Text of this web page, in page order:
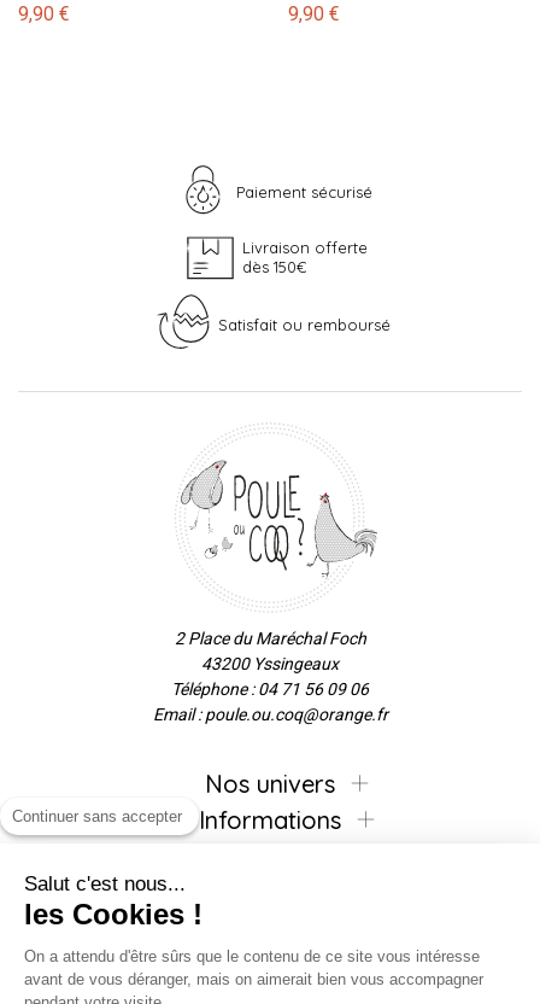
9,90 €
9,90 €
Paiement sécurisé
Livraison offerte
dès 150€
Satisfait ou remboursé
2 Place du Maréchal Foch
43200 Yssingeaux
Téléphone : 04 71 56 09 06
Email : poule.ou.coq@orange.fr
Nos univers
Informations
Inscrivez-vous à la newsletter !
Continuer sans accepter
Salut c'est nous...
les Cookies !
On a attendu d'être sûrs que le contenu de ce site vous intéresse
avant de vous déranger, mais on aimerait bien vous accompagner